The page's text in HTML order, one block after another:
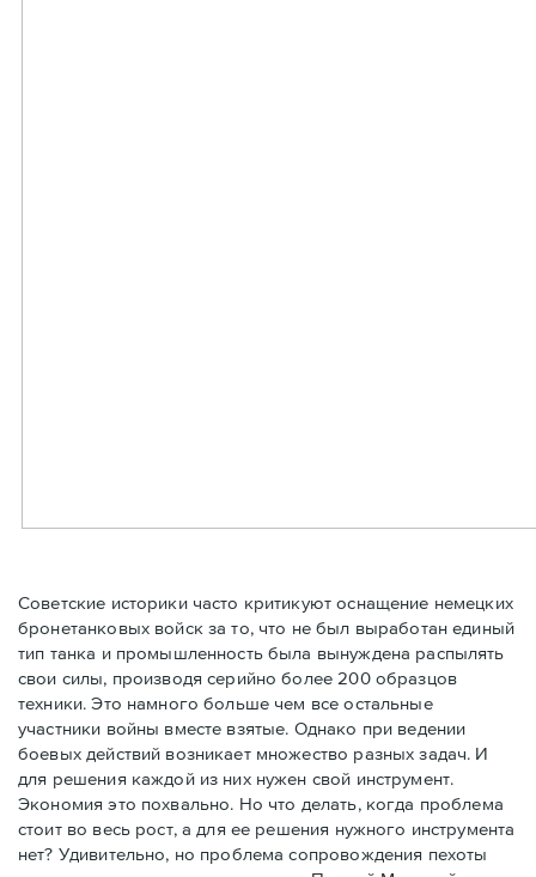
Советские историки часто критикуют оснащение немецких
бронетанковых войск за то, что не был выработан единый
тип танка и промышленность была вынуждена распылять
свои силы, производя серийно более 200 образцов
техники. Это намного больше чем все остальные
участники войны вместе взятые. Однако при ведении
боевых действий возникает множество разных задач. И
для решения каждой из них нужен свой инструмент.
Экономия это похвально. Но что делать, когда проблема
стоит во весь рост, а для ее решения нужного инструмента
нет? Удивительно, но проблема сопровождения пехоты